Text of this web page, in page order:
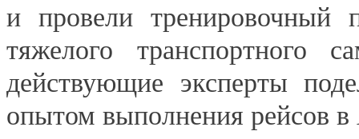
и провели тренировочный
тяжелого транспортного
действующие эксперты
опытом выполнения рейсов в